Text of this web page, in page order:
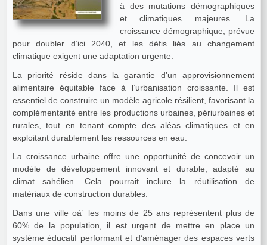
à des mutations démographiques
et climatiques majeures. La
croissance démographique, prévue
pour doubler d’ici 2040, et les défis liés au changement
climatique exigent une adaptation urgente.
La priorité réside dans la garantie d’un approvisionnement
alimentaire équitable face à l’urbanisation croissante. Il est
essentiel de construire un modèle agricole résilient, favorisant la
complémentarité entre les productions urbaines, périurbaines et
rurales, tout en tenant compte des aléas climatiques et en
exploitant durablement les ressources en eau.
La croissance urbaine offre une opportunité de concevoir un
modèle de développement innovant et durable, adapté au
climat sahélien. Cela pourrait inclure la réutilisation de
matériaux de construction durables.
Dans une ville oà¹ les moins de 25 ans représentent plus de
60% de la population, il est urgent de mettre en place un
système éducatif performant et d’aménager des espaces verts